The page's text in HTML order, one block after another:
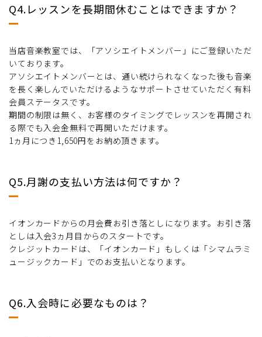
Q4.レッスンを長期間休むことはできますか？
当店音楽教室では、「アソシエイトメンバー」にご登録いただ
いております。
アソシエイトメンバーとは、通い続けられなくなった後も音楽
を長く楽しんでいただけるようなサポートさせていただく有料
会員ステータスです。
期間の制限は無く、お客様のタイミングでレッスンを再開され
る際でも入会金無料で再開いただけます。
1ヵ月につき1,650円をお納め頂きます。
Q5.月謝の支払い方法は何ですか？
イオンカードからの月会費お引き落としになります。お引き落
としは入会3ヵ月目からのスタートです。
クレジットカードは、「イオンカード」もしくは「シマムラミ
ュージックカード」でのお支払いとなります。
Q6.入会時に必要なものは？